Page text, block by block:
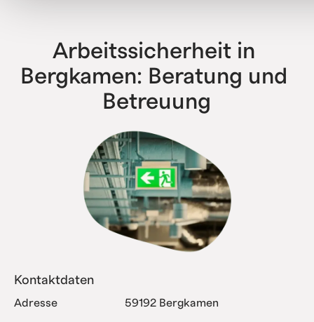
Arbeitssicherheit in
Bergkamen: Beratung und
Betreuung
Kontaktdaten
Adresse 59192 Bergkamen